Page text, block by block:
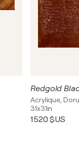
Redgold
Acrylique,
31x31in
1 520 $US